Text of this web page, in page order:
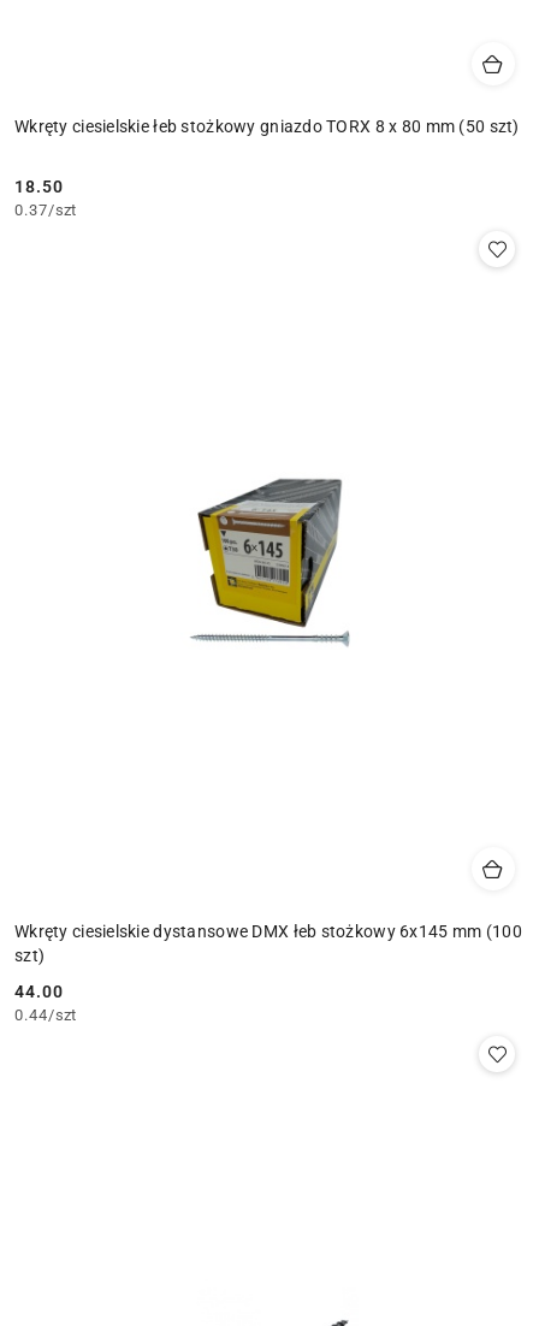
Wkręty ciesielskie łeb stożkowy gniazdo TORX 8 x 80 mm (50 szt)
Cena:
18.50
0.37/szt
Wkręty ciesielskie dystansowe DMX łeb stożkowy 6x145 mm (100
szt)
Cena:
44.00
0.44/szt